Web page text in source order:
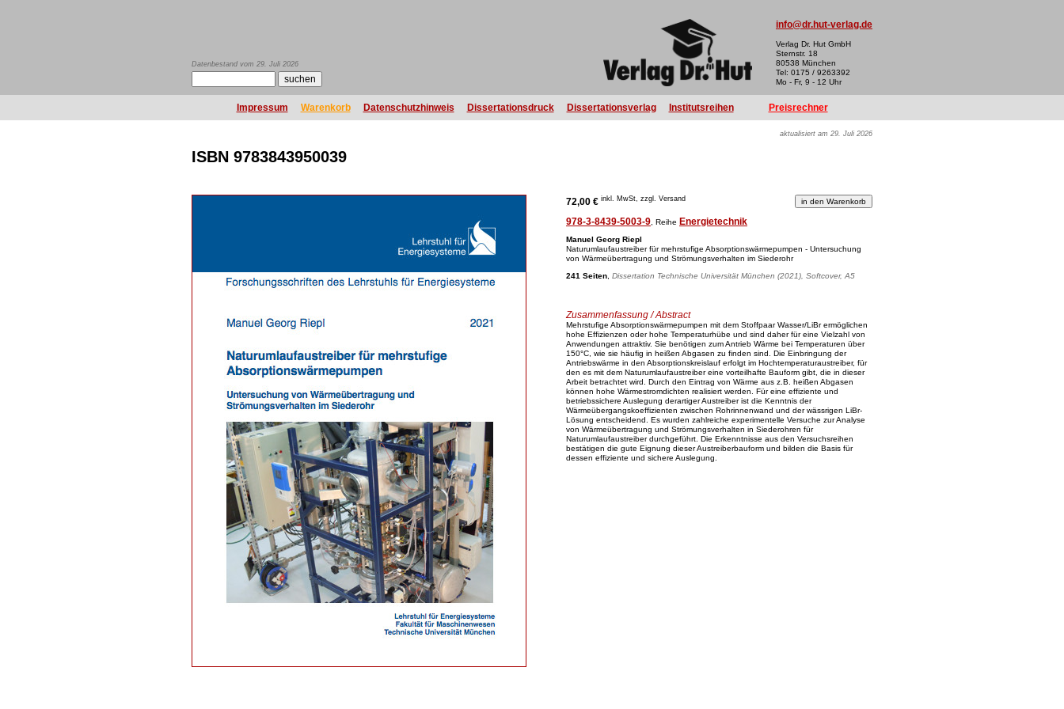
Datenbestand vom 29. Juli 2026
info@dr.hut-verlag.de
Verlag Dr. Hut GmbH
Sternstr. 18
80538 München
Tel: 0175 / 9263392
Mo - Fr, 9 - 12 Uhr
Impressum Warenkorb Datenschutzhinweis Dissertationsdruck Dissertationsverlag Institutsreihen Preisrechner
aktualisiert am 29. Juli 2026
ISBN 9783843950039
72,00 € inkl. MwSt, zzgl. Versand
978-3-8439-5003-9 , Reihe Energietechnik
Manuel Georg Riepl
Naturumlaufaustreiber für mehrstufige Absorptionswärmepumpen - Untersuchung
von Wärmeübertragung und Strömungsverhalten im Siederohr
241 Seiten Dissertation Technische Universität München (2021), Softcover, A5
Zusammenfassung / Abstract
Mehrstufige Absorptionswärmepumpen mit dem Stoffpaar Wasser/LiBr ermöglichen
hohe Effizienzen oder hohe Temperaturhübe und sind daher für eine Vielzahl von
Anwendungen attraktiv. Sie benötigen zum Antrieb Wärme bei Temperaturen über
150°C, wie sie häufig in heißen Abgasen zu finden sind. Die Einbringung der
Antriebswärme in den Absorptionskreislauf erfolgt im Hochtemperaturaustreiber, für
den es mit dem Naturumlaufaustreiber eine vorteilhafte Bauform gibt, die in dieser
Arbeit betrachtet wird. Durch den Eintrag von Wärme aus z.B. heißen Abgasen
können hohe Wärmestromdichten realisiert werden. Für eine effiziente und
betriebssichere Auslegung derartiger Austreiber ist die Kenntnis der
Wärmeübergangskoeffizienten zwischen Rohrinnenwand und der wässrigen LiBr-
Lösung entscheidend. Es wurden zahlreiche experimentelle Versuche zur Analyse
von Wärmeübertragung und Strömungsverhalten in Siederohren für
Naturumlaufaustreiber durchgeführt. Die Erkenntnisse aus den Versuchsreihen
bestätigen die gute Eignung dieser Austreiberbauform und bilden die Basis für
dessen effiziente und sichere Auslegung.